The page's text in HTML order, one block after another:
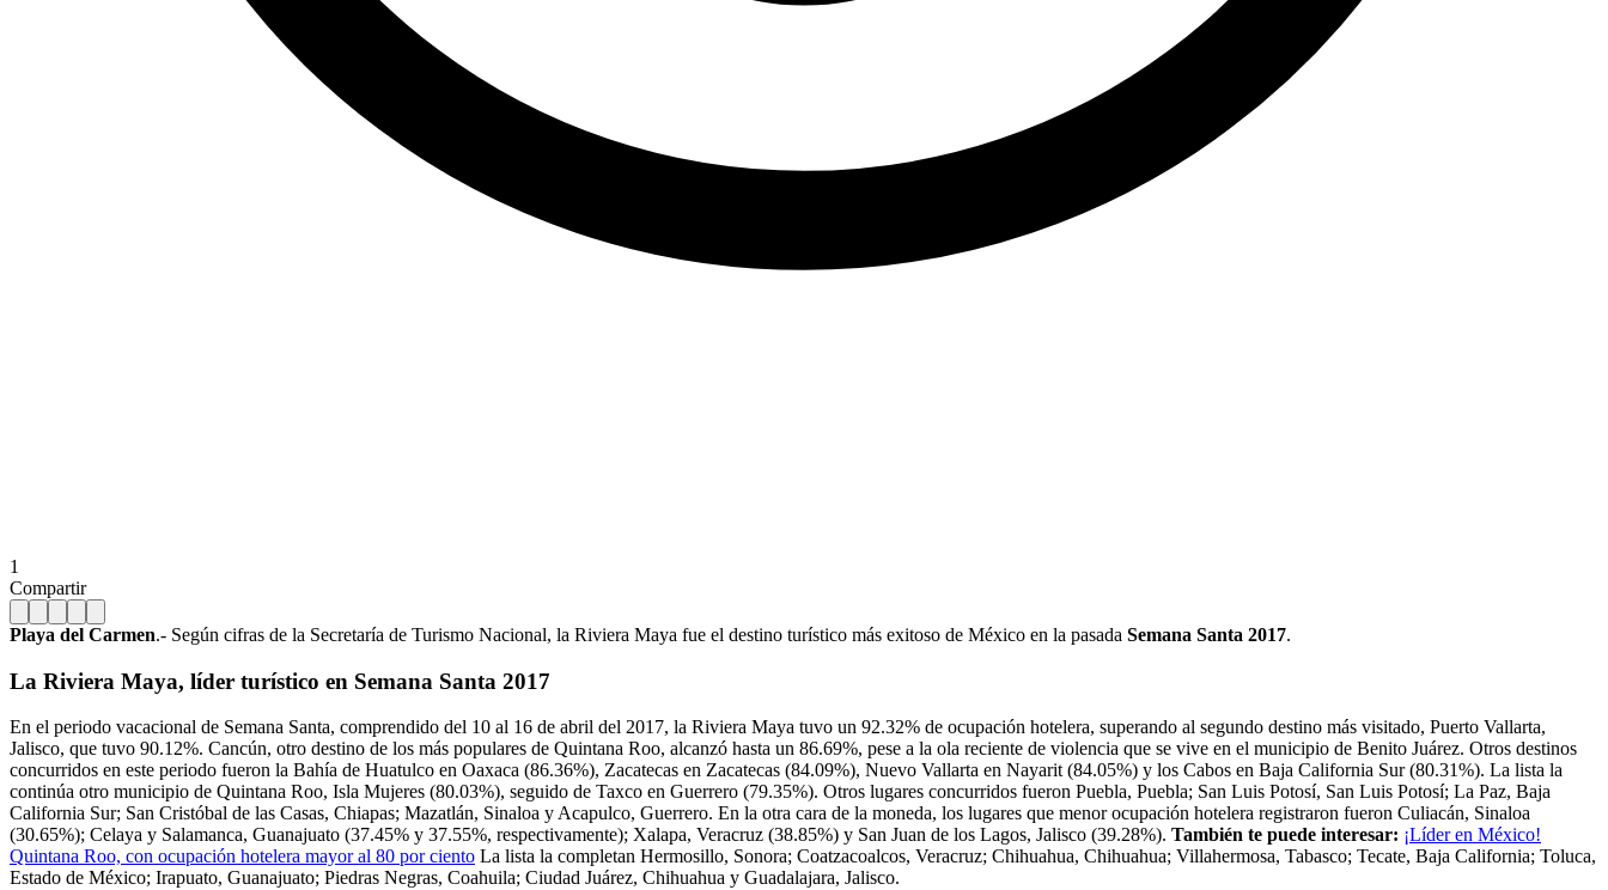
1
Compartir
Playa del Carmen.- Según cifras de la Secretaría de Turismo Nacional, la Riviera Maya fue el destino turístico más exitoso de México en la pasada Semana Santa 2017.
La Riviera Maya, líder turístico en Semana Santa 2017
En el periodo vacacional de Semana Santa, comprendido del 10 al 16 de abril del 2017, la Riviera Maya tuvo un 92.32% de ocupación hotelera, superando al segundo destino más visitado, Puerto Vallarta,
Jalisco, que tuvo 90.12%. Cancún, otro destino de los más populares de Quintana Roo, alcanzó hasta un 86.69%, pese a la ola reciente de violencia que se vive en el municipio de Benito Juárez. Otros destinos
concurridos en este periodo fueron la Bahía de Huatulco en Oaxaca (86.36%), Zacatecas en Zacatecas (84.09%), Nuevo Vallarta en Nayarit (84.05%) y los Cabos en Baja California Sur (80.31%). La lista la
continúa otro municipio de Quintana Roo, Isla Mujeres (80.03%), seguido de Taxco en Guerrero (79.35%). Otros lugares concurridos fueron Puebla, Puebla; San Luis Potosí, San Luis Potosí; La Paz, Baja
California Sur; San Cristóbal de las Casas, Chiapas; Mazatlán, Sinaloa y Acapulco, Guerrero. En la otra cara de la moneda, los lugares que menor ocupación hotelera registraron fueron Culiacán, Sinaloa
(30.65%); Celaya y Salamanca, Guanajuato (37.45% y 37.55%, respectivamente); Xalapa, Veracruz (38.85%) y San Juan de los Lagos, Jalisco (39.28%). También te puede interesar: ¡Líder en México!
Quintana Roo, con ocupación hotelera mayor al 80 por ciento La lista la completan Hermosillo, Sonora; Coatzacoalcos, Veracruz; Chihuahua, Chihuahua; Villahermosa, Tabasco; Tecate, Baja California; Toluca,
Estado de México; Irapuato, Guanajuato; Piedras Negras, Coahuila; Ciudad Juárez, Chihuahua y Guadalajara, Jalisco.